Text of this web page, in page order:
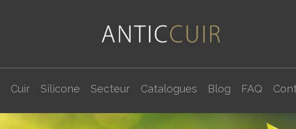
Cuir Silicone Secteur Catalogues Blog FAQ